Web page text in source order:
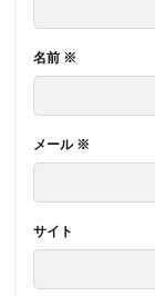
名前 ※
メール ※
サイト